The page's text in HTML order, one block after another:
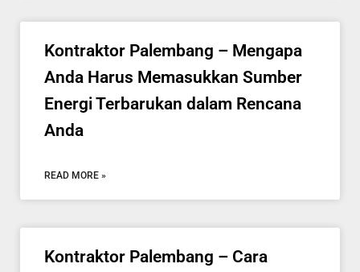
Kontraktor Palembang – Mengapa
Anda Harus Memasukkan Sumber
Energi Terbarukan dalam Rencana
Anda
READ MORE »
Kontraktor Palembang – Cara